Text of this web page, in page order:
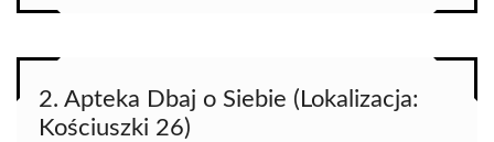
2. Apteka Dbaj o Siebie (Lokalizacja:
Kościuszki 26)